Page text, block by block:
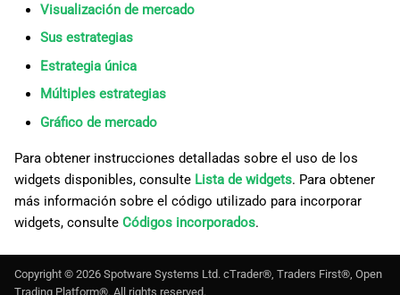
Visualización de mercado
Sus estrategias
Estrategia única
Múltiples estrategias
Gráfico de mercado
Para obtener instrucciones detalladas sobre el uso de los
widgets disponibles, consulte Lista de widgets. Para obtener
más información sobre el código utilizado para incorporar
widgets, consulte Códigos incorporados.
Copyright © 2026 Spotware Systems Ltd. cTrader®, Traders First®, Open
Trading Platform®. All rights reserved.